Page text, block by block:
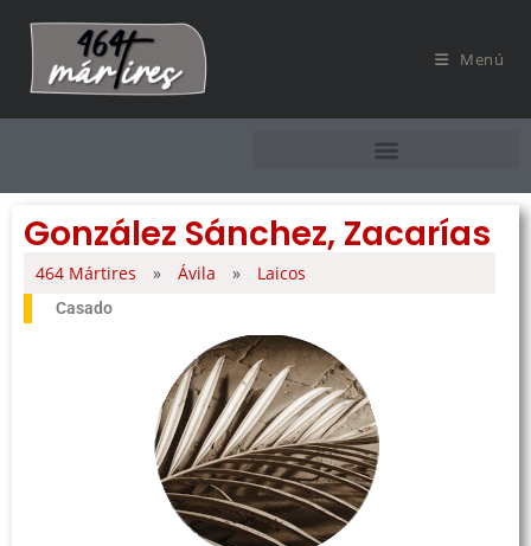
Menú
González Sánchez, Zacarías
464 Mártires » Ávila » Laicos
Casado